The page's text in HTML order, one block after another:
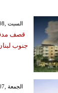
GMT 12:06 1970 السبت ,08 آب / أغسطس
قصف
جنوب
GMT 20:42 2026 الجمعة ,07 آب / أغسطس